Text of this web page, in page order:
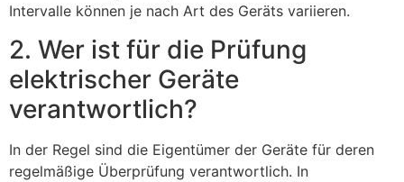
Intervalle können je nach Art des Geräts variieren.
2. Wer ist für die Prüfung
elektrischer Geräte
verantwortlich?
In der Regel sind die Eigentümer der Geräte für deren
regelmäßige Überprüfung verantwortlich. In